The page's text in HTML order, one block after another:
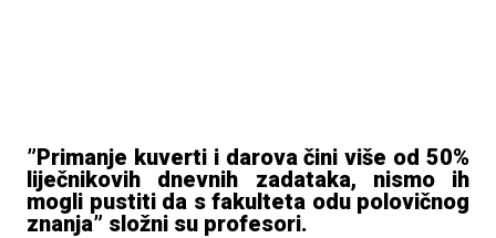
”Primanje kuverti i darova čini više od 50%
liječnikovih dnevnih zadataka, nismo ih
mogli pustiti da s fakulteta odu polovičnog
znanja” složni su profesori.